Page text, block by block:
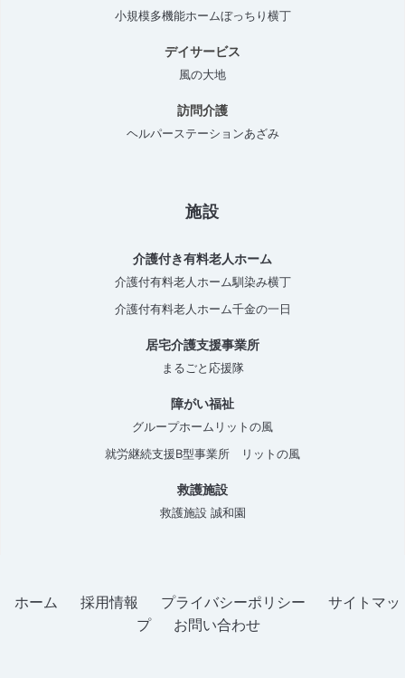
小規模多機能ホームぼっちり横丁
デイサービス
風の大地
訪問介護
ヘルパーステーションあざみ
施設
介護付き有料老人ホーム
介護付有料老人ホーム馴染み横丁
介護付有料老人ホーム千金の一日
居宅介護支援事業所
まるごと応援隊
障がい福祉
グループホームリットの風
就労継続支援B型事業所 リットの風
救護施設
救護施設 誠和園
ホーム 採用情報 プライバシーポリシー
サイトマッ
プ
お問い合わせ